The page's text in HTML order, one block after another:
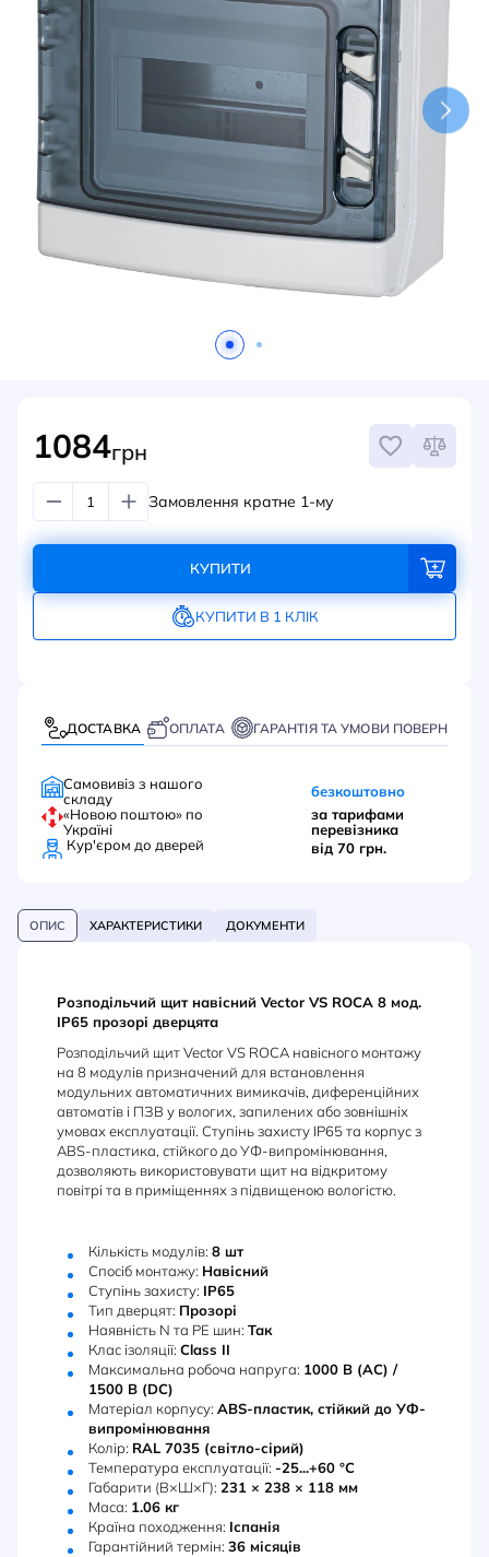
НОВИНИ
КОНТАКТИ
СИСТЕМИ ШИНОПРОВОДІВ ТА СТРУМОПРОВОДІВ
1084грн
Замовлення кратне 1-му
КУПИТИ
КУПИТИ В 1 КЛІК
ДОСТАВКА ОПЛАТА ГАРАНТІЯ ТА УМОВИ ПОВЕРНЕННЯ
Самовивіз з нашого
складу
безкоштовно
«Новою поштою» по
Україні
за тарифами
перевізника
Кур'єром до дверей від 70 грн.
ОПИС ХАРАКТЕРИСТИКИ ДОКУМЕНТИ
Розподільчий щит навісний Vector VS ROCA 8 мод.
IP65 прозорі дверцята
Розподільчий щит Vector VS ROCA навісного монтажу
на 8 модулів призначений для встановлення
модульних автоматичних вимикачів, диференційних
автоматів і ПЗВ у вологих, запилених або зовнішніх
умовах експлуатації. Ступінь захисту IP65 та корпус з
ABS-пластика, стійкого до УФ-випромінювання,
дозволяють використовувати щит на відкритому
повітрі та в приміщеннях з підвищеною вологістю.
Кількість модулів: 8 шт
Спосіб монтажу: Навісний
Ступінь захисту: IP65
Тип дверцят: Прозорі
Наявність N та PE шин: Так
Клас ізоляції: Class II
Максимальна робоча напруга: 1000 В (AC) /
1500 В (DC)
Матеріал корпусу: ABS-пластик, стійкий до УФ-
випромінювання
Колір: RAL 7035 (світло-сірий)
Температура експлуатації: -25...+60 °C
Габарити (В×Ш×Г): 231 × 238 × 118 мм
Маса: 1.06 кг
Країна походження: Іспанія
Гарантійний термін: 36 місяців